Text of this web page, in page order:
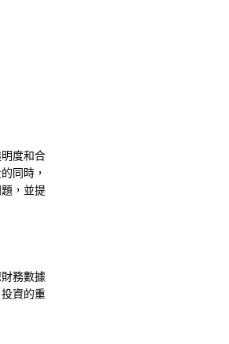
度和合
同時，
，並提
務數據
資的重